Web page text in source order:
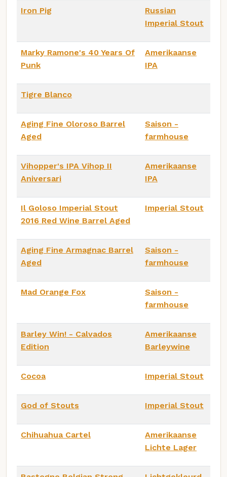
Iron Pig
Russian
Imperial Stout
Marky Ramone's 40 Years Of
Punk
Amerikaanse
IPA
Tigre Blanco
Aging Fine Oloroso Barrel
Aged
Saison -
farmhouse
Vihopper's IPA Vihop II
Aniversari
Amerikaanse
IPA
Il Goloso Imperial Stout
2016 Red Wine Barrel Aged
Imperial Stout
Aging Fine Armagnac Barrel
Aged
Saison -
farmhouse
Mad Orange Fox
Saison -
farmhouse
Barley Win! - Calvados
Edition
Amerikaanse
Barleywine
Cocoa Imperial Stout
God of Stouts Imperial Stout
Chihuahua Cartel
Amerikaanse
Lichte Lager